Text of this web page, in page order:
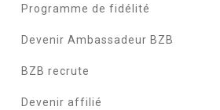
Programme de fidélité
Devenir Ambassadeur BZB
BZB recrute
Devenir affilié